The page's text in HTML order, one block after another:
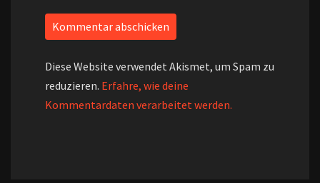
Diese Website verwendet Akismet, um Spam zu
reduzieren. Erfahre, wie deine
Kommentardaten verarbeitet werden.